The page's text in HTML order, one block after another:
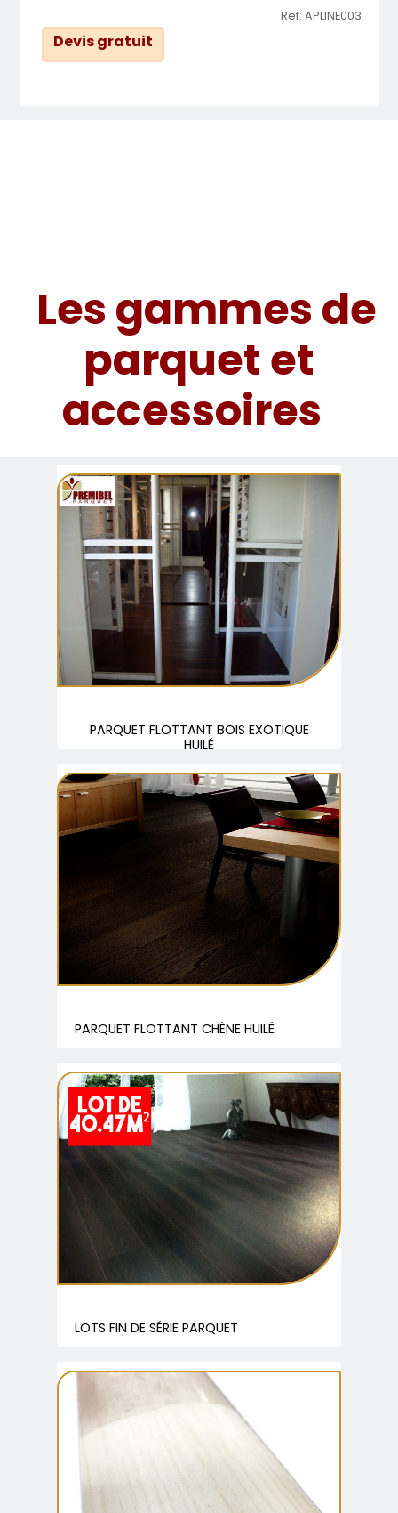
Ref: APLINE003
Devis gratuit
Les gammes de
parquet et
accessoires
PARQUET FLOTTANT BOIS EXOTIQUE
HUILÉ
PARQUET FLOTTANT CHÊNE HUILÉ
LOTS FIN DE SÉRIE PARQUET